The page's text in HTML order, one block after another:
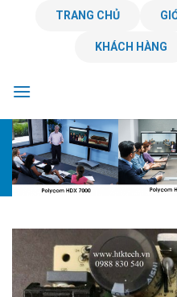
TRANG CHỦ
KHÁCH HÀNG